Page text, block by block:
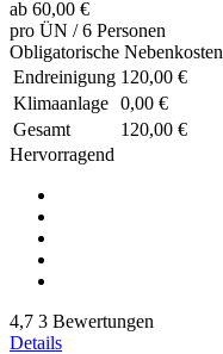
ab 60,00 €
pro ÜN / 6 Personen
Obligatorische Nebenkosten
Endreinigung 120,00 €
Klimaanlage 0,00 €
Gesamt
120,00 €
Hervorragend
4,7 3 Bewertungen
Details